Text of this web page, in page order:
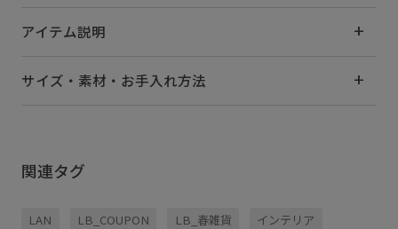
アイテム説明
サイズ・素材・お手入れ方法
関連タグ
LAN LB_COUPON LB_春雑貨 インテリア